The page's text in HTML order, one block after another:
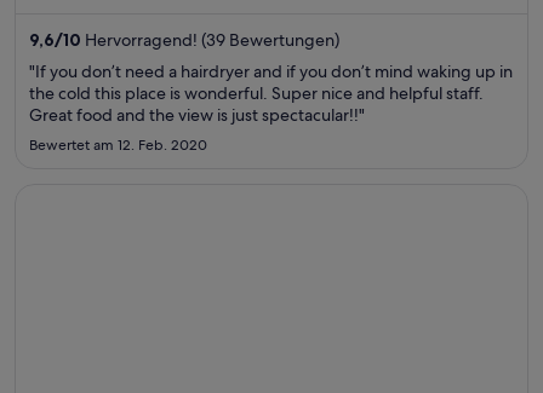
Madsen-Haus-Museum – befinden sich in der Nähe.
9,6/10 Hervorragend! (39 Bewertungen)
"If you don’t need a hairdryer and if you don’t mind waking up in
the cold this place is wonderful. Super nice and helpful staff.
Great food and the view is just spectacular!!"
Bewertet am 12. Feb. 2020